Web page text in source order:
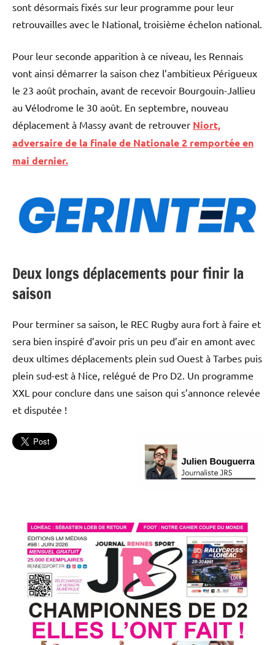
sont désormais fixés sur leur programme pour leur
retrouvailles avec le National, troisième échelon national.
Pour leur seconde apparition à ce niveau, les Rennais
vont ainsi démarrer la saison chez l’ambitieux Périgueux
le 23 août prochain, avant de recevoir Bourgouin-Jallieu
au Vélodrome le 30 août. En septembre, nouveau
déplacement à Massy avant de retrouver Niort,
adversaire de la finale de Nationale 2 remportée en
mai dernier.
Deux longs déplacements pour finir la
saison
Pour terminer sa saison, le REC Rugby aura fort à faire et
sera bien inspiré d’avoir pris un peu d’air en amont avec
deux ultimes déplacements plein sud Ouest à Tarbes puis
plein sud-est à Nice, relégué de Pro D2. Un programme
XXL pour conclure dans une saison qui s’annonce relevée
et disputée !
Rugby